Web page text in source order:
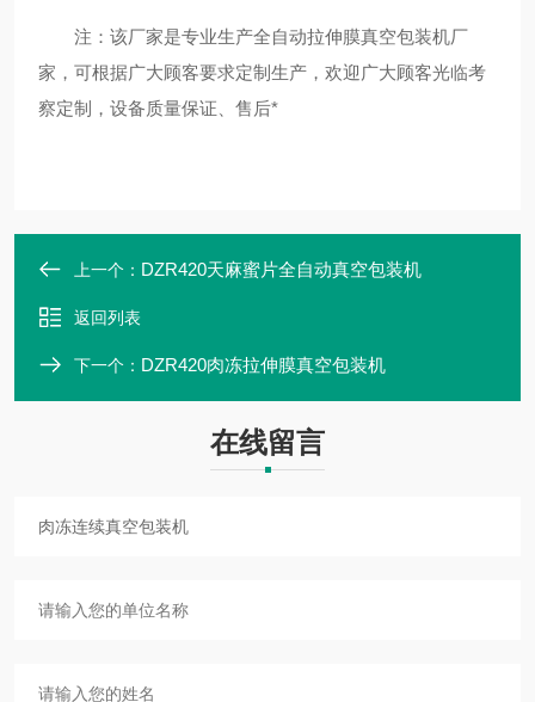
注：该厂家是专业生产全自动拉伸膜真空包装机厂
家，可根据广大顾客要求定制生产，欢迎广大顾客光临考
察定制，设备质量保证、售后*
上一个： DZR420天麻蜜片全自动真空包装机
返回列表
下一个： DZR420肉冻拉伸膜真空包装机
在线留言